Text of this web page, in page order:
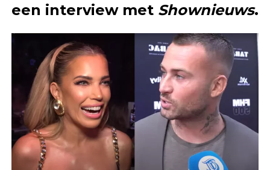
een interview met Shownieuws.